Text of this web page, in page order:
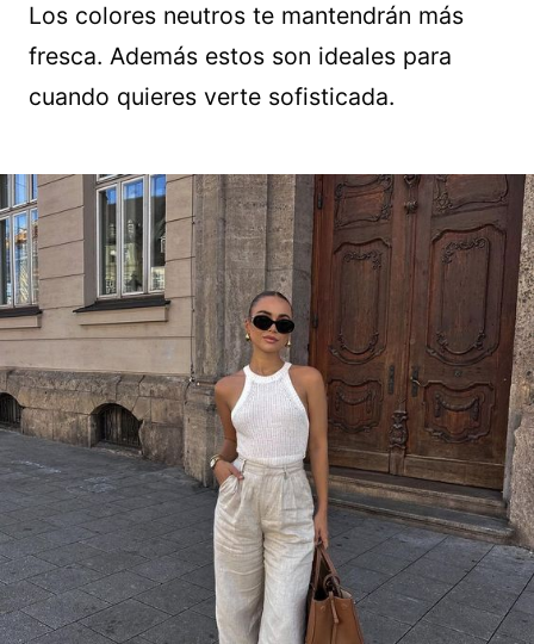
Los colores neutros te mantendrán más
fresca. Además estos son ideales para
cuando quieres verte sofisticada.